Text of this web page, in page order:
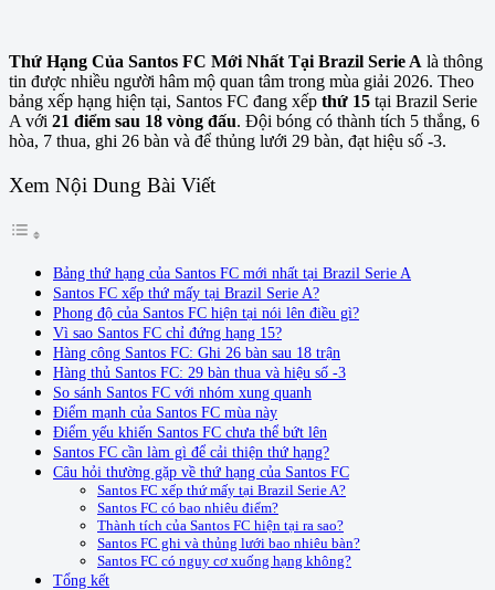
Thứ Hạng Của Santos FC Mới Nhất Tại Brazil Serie A là thông
tin được nhiều người hâm mộ quan tâm trong mùa giải 2026. Theo
bảng xếp hạng hiện tại, Santos FC đang xếp thứ 15 tại Brazil Serie
A với 21 điểm sau 18 vòng đấu. Đội bóng có thành tích 5 thắng, 6
hòa, 7 thua, ghi 26 bàn và để thủng lưới 29 bàn, đạt hiệu số -3.
Xem Nội Dung Bài Viết
Bảng thứ hạng của Santos FC mới nhất tại Brazil Serie A
Santos FC xếp thứ mấy tại Brazil Serie A?
Phong độ của Santos FC hiện tại nói lên điều gì?
Vì sao Santos FC chỉ đứng hạng 15?
Hàng công Santos FC: Ghi 26 bàn sau 18 trận
Hàng thủ Santos FC: 29 bàn thua và hiệu số -3
So sánh Santos FC với nhóm xung quanh
Điểm mạnh của Santos FC mùa này
Điểm yếu khiến Santos FC chưa thể bứt lên
Santos FC cần làm gì để cải thiện thứ hạng?
Câu hỏi thường gặp về thứ hạng của Santos FC
Santos FC xếp thứ mấy tại Brazil Serie A?
Santos FC có bao nhiêu điểm?
Thành tích của Santos FC hiện tại ra sao?
Santos FC ghi và thủng lưới bao nhiêu bàn?
Santos FC có nguy cơ xuống hạng không?
Tổng kết